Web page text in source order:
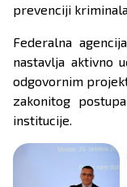
prevenciji
Federalna
nastavlja aktivno
odgovornim
zakonitog
institucije.